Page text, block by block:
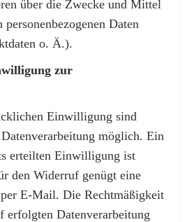
über die Zwecke und Mittel
Daten
o. Ä.).
zur
Einwilligung sind
möglich. Ein
erteilten Einwilligung ist
den Widerruf genügt eine
E-Mail. Die Rechtmäßigkeit
erfolgten Datenverarbeitung